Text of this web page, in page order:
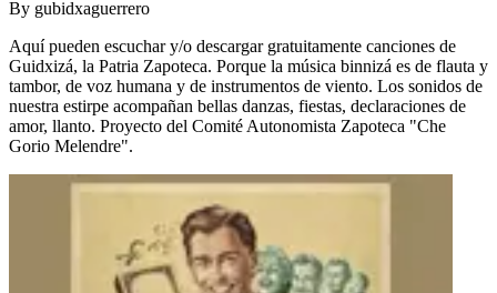
By gubidxaguerrero
Aquí pueden escuchar y/o descargar gratuitamente canciones de
Guidxizá, la Patria Zapoteca. Porque la música binnizá es de flauta y
tambor, de voz humana y de instrumentos de viento. Los sonidos de
nuestra estirpe acompañan bellas danzas, fiestas, declaraciones de
amor, llanto. Proyecto del Comité Autonomista Zapoteca "Che
Gorio Melendre".